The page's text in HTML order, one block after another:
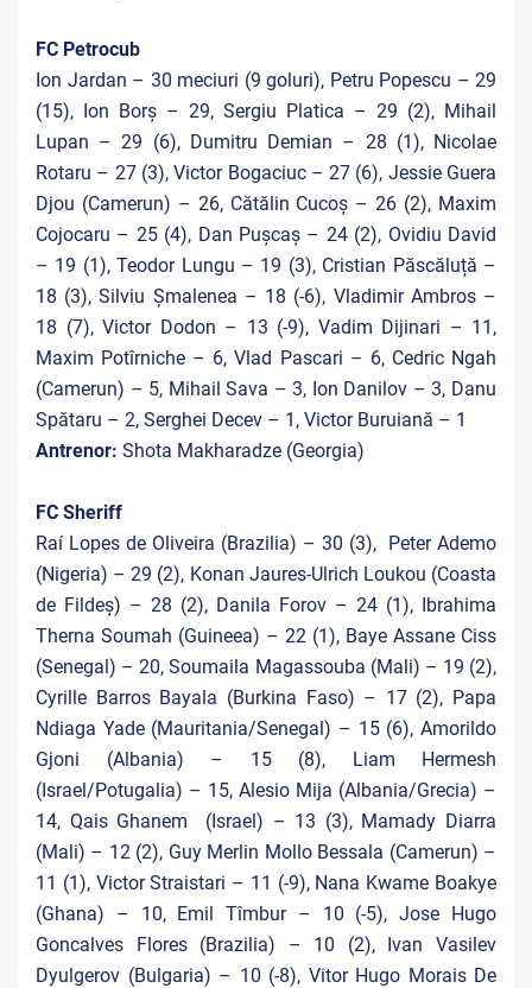
FC Petrocub
Ion Jardan – 30 meciuri (9 goluri), Petru Popescu – 29
(15), Ion Borș – 29, Sergiu Platica – 29 (2), Mihail
Lupan – 29 (6), Dumitru Demian – 28 (1), Nicolae
Rotaru – 27 (3), Victor Bogaciuc – 27 (6), Jessie Guera
Djou (Camerun) – 26, Cătălin Cucoș – 26 (2), Maxim
Cojocaru – 25 (4), Dan Pușcaș – 24 (2), Ovidiu David
– 19 (1), Teodor Lungu – 19 (3), Cristian Păscăluță –
18 (3), Silviu Șmalenea – 18 (-6), Vladimir Ambros –
18 (7), Victor Dodon – 13 (-9), Vadim Dijinari – 11,
Maxim Potîrniche – 6, Vlad Pascari – 6, Cedric Ngah
(Camerun) – 5, Mihail Sava – 3, Ion Danilov – 3, Danu
Spătaru – 2, Serghei Decev – 1, Victor Buruiană – 1
Antrenor: Shota Makharadze (Georgia)
FC Sheriff
Raí Lopes de Oliveira (Brazilia) – 30 (3), Peter Ademo
(Nigeria) – 29 (2), Konan Jaures-Ulrich Loukou (Coasta
de Fildeș) – 28 (2), Danila Forov – 24 (1), Ibrahima
Therna Soumah (Guineea) – 22 (1), Baye Assane Ciss
(Senegal) – 20, Soumaila Magassouba (Mali) – 19 (2),
Cyrille Barros Bayala (Burkina Faso) – 17 (2), Papa
Ndiaga Yade (Mauritania/Senegal) – 15 (6), Amorildo
Gjoni (Albania) – 15 (8), Liam Hermesh
(Israel/Potugalia) – 15, Alesio Mija (Albania/Grecia) –
14, Qais Ghanem (Israel) – 13 (3), Mamady Diarra
(Mali) – 12 (2), Guy Merlin Mollo Bessala (Camerun) –
11 (1), Victor Straistari – 11 (-9), Nana Kwame Boakye
(Ghana) – 10, Emil Tîmbur – 10 (-5), Jose Hugo
Goncalves Flores (Brazilia) – 10 (2), Ivan Vasilev
Dyulgerov (Bulgaria) – 10 (-8), Vitor Hugo Morais De